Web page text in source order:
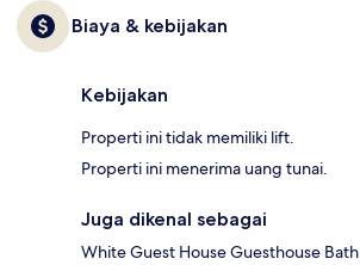
Biaya & kebijakan
Kebijakan
Properti ini tidak memiliki lift.
Properti ini menerima uang tunai.
Juga dikenal sebagai
White Guest House Guesthouse Bath